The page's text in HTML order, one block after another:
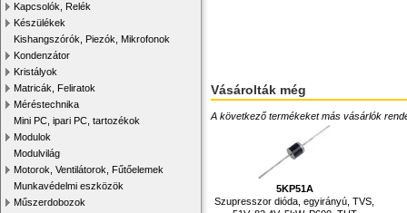
Kapcsolók, Relék
Készülékek
Kishangszórók, Piezók, Mikrofonok
Kondenzátor
Kristályok
Matricák, Feliratok
Méréstechnika
Mini PC, ipari PC, tartozékok
Modulok
Modulvilág
Motorok, Ventilátorok, Fűtőelemek
Munkavédelmi eszközök
Műszerdobozok
Vásárolták még
A következő termékeket más vásárlók
5KP51A
Szupresszor dióda, egyirányú, TVS,